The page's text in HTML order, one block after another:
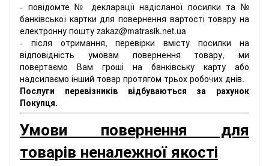
- повідомте № декларації надісланої посилки та №
банківської картки для повернення вартості товару на
електронну пошту zakaz@matrasik.net.ua
- після отримання, перевірки вмісту посилки на
відповідність умовам повернення товару, ми
повертаємо Вам гроші на банківську карту або
надсилаємо інший товар протягом трьох робочих днів.
Послуги перевізників відбуваються за рахунок
Покупця.
Умови повернення для
товарів неналежної якості